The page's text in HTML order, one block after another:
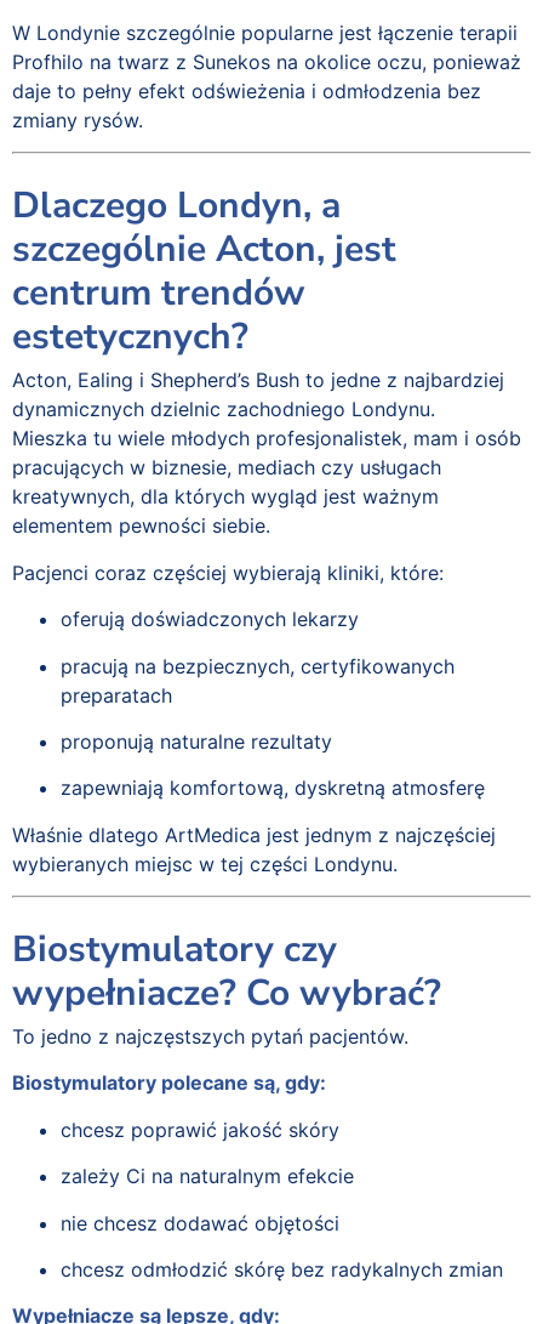
W Londynie szczególnie popularne jest łączenie terapii
Profhilo na twarz z Sunekos na okolice oczu, ponieważ
daje to pełny efekt odświeżenia i odmłodzenia bez
zmiany rysów.
Dlaczego Londyn, a
szczególnie Acton, jest
centrum trendów
estetycznych?
Acton, Ealing i Shepherd’s Bush to jedne z najbardziej
dynamicznych dzielnic zachodniego Londynu.
Mieszka tu wiele młodych profesjonalistek, mam i osób
pracujących w biznesie, mediach czy usługach
kreatywnych, dla których wygląd jest ważnym
elementem pewności siebie.
Pacjenci coraz częściej wybierają kliniki, które:
oferują doświadczonych lekarzy
pracują na bezpiecznych, certyfikowanych
preparatach
proponują naturalne rezultaty
zapewniają komfortową, dyskretną atmosferę
Właśnie dlatego ArtMedica jest jednym z najczęściej
wybieranych miejsc w tej części Londynu.
Biostymulatory czy
wypełniacze? Co wybrać?
To jedno z najczęstszych pytań pacjentów.
Biostymulatory polecane są, gdy:
chcesz poprawić jakość skóry
zależy Ci na naturalnym efekcie
nie chcesz dodawać objętości
chcesz odmłodzić skórę bez radykalnych zmian
Wypełniacze są lepsze, gdy: